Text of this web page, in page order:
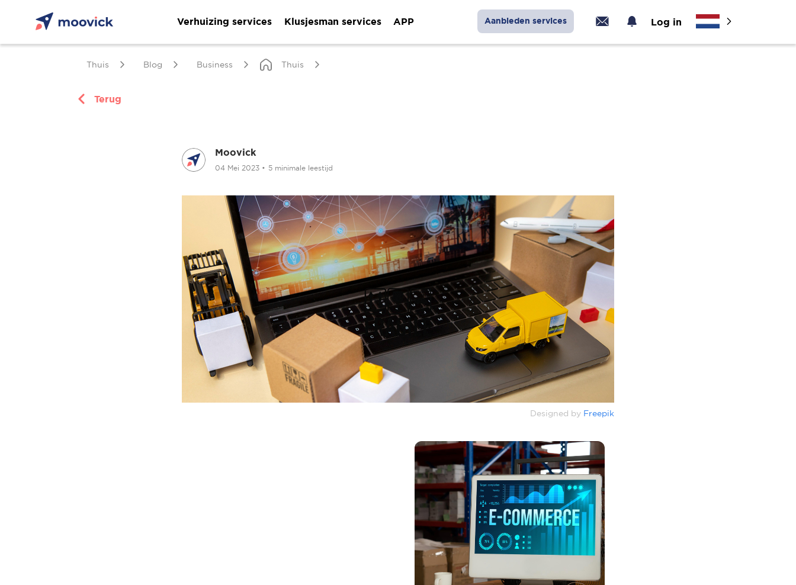
Verhuizing services Klusjesman services APP Aanbieden services Log in
Thuis Blog Business Thuis
Terug
Moovick
04 Mei 2023 • 5 minimale leestijd
Designed by Freepik